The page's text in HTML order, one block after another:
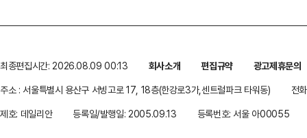
최종편집시간: 2026.08.09 00:13 회사소개 편집규약
광고제휴문의
주소 : 서울특별시 용산구 서빙고로 17, 18층(한강로3가,센트럴파크 타워동)
전
제호: 데일리안
등록일/발행일: 2005.09.13 등록번호: 서울 아00055